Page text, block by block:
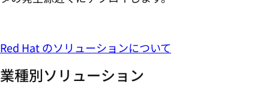
Red Hat のソリューションについて
業種別ソリューション